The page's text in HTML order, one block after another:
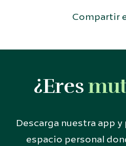
Compartir
¿Eres
Descarga nuestra app
espacio personal